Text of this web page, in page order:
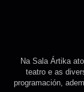
Na Sala Ártika
teatro e as
programación,